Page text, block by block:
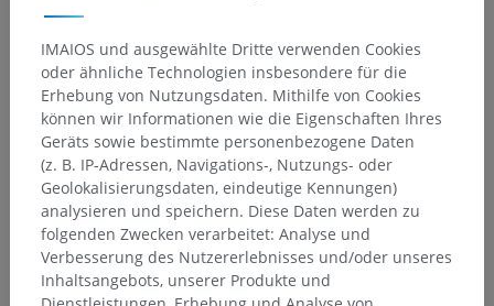
IMAIOS und ausgewählte Dritte verwenden Cookies
oder ähnliche Technologien insbesondere für die
Erhebung von Nutzungsdaten. Mithilfe von Cookies
können wir Informationen wie die Eigenschaften Ihres
Geräts sowie bestimmte personenbezogene Daten
(z. B. IP-Adressen, Navigations-, Nutzungs- oder
Geolokalisierungsdaten, eindeutige Kennungen)
analysieren und speichern. Diese Daten werden zu
folgenden Zwecken verarbeitet: Analyse und
Verbesserung des Nutzererlebnisses und/oder unseres
Inhaltsangebots, unserer Produkte und